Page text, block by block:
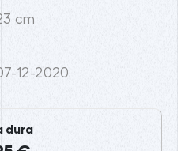
cm
12-2020
dura